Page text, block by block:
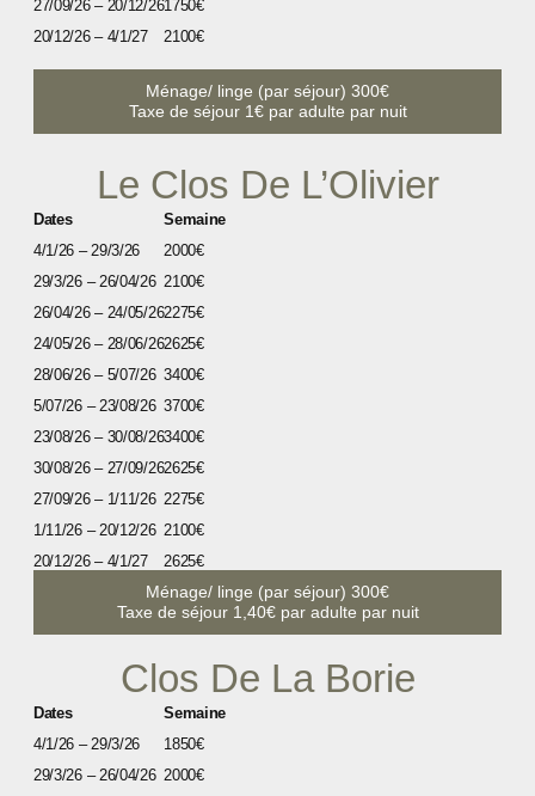
27/09/26 – 20/12/26
20/12/26 – 4/1/27
1750€
2100€
Ménage/ linge (par séjour) 300€
Taxe de séjour 1€ par adulte par nuit
Le Clos De L’Olivier
Dates
4/1/26 – 29/3/26
29/3/26 – 26/04/26
26/04/26 – 24/05/26
24/05/26 – 28/06/26
28/06/26 – 5/07/26
5/07/26 – 23/08/26
23/08/26 – 30/08/26
30/08/26 – 27/09/26
27/09/26 – 1/11/26
1/11/26 – 20/12/26
20/12/26 – 4/1/27
Semaine
2000€
2100€
2275€
2625€
3400€
3700€
3400€
2625€
2275€
2100€
2625€
Ménage/ linge (par séjour) 300€
Taxe de séjour 1,40€ par adulte par nuit
Clos De La Borie
Dates
4/1/26 – 29/3/26
29/3/26 – 26/04/26
Semaine
1850€
2000€